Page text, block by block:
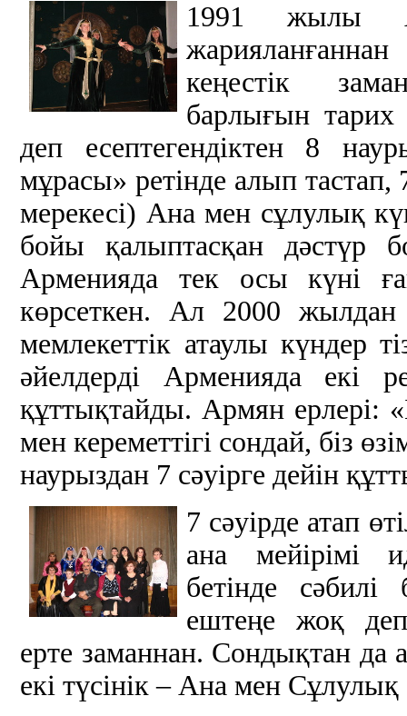
1991 жылы
кеңестік
барлығын тарих
деп есептегендіктен 8
мұрасы» ретінде алып тастап,
мерекесі) Ана мен сұлулық
бойы қалыптасқан дәстүр
Арменияда тек осы күні
көрсеткен. Ал 2000 жылдан
мемлекеттік атаулы күндер
әйелдерді Арменияда екі
құттықтайды. Армян ерлері:
мен кереметтігі сондай, біз
наурыздан 7 сәуірге дейін
7 сәуірде атап
ана мейірімі
бетінде
ештеңе жоқ
ерте заманнан. Сондықтан да
екі түсінік – Ана мен Сұлулық